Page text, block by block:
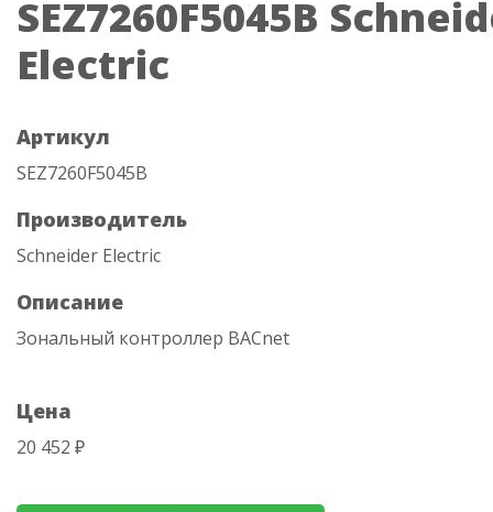
SEZ7260F5045B
Electric
Артикул
SEZ7260F5045B
Производитель
Schneider Electric
Описание
Зональный контроллер BACnet
Цена
20 452 ₽